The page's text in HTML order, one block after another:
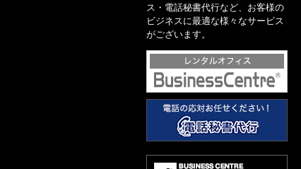
ス・電話秘書代行など、お客様の
ビジネスに最適な様々なサービス
がございます。